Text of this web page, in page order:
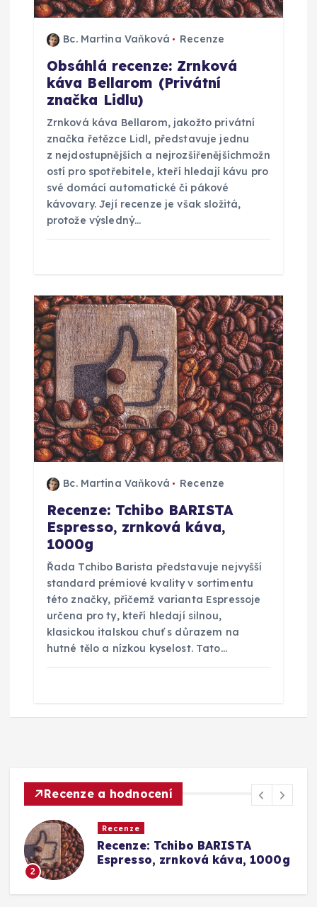
p
k
Bc. Martina Vaňková Recenze
Obsáhlá recenze: Zrnková
káva Bellarom (Privátní
značka Lidlu)
Zrnková káva Bellarom, jakožto privátní
značka řetězce Lidl, představuje jednu
z nejdostupnějších a nejrozšířenějšíchmožn
ostí pro spotřebitele, kteří hledají kávu pro
své domácí automatické či pákové
kávovary. Její recenze je však složitá,
protože výsledný…
Bc. Martina Vaňková Recenze
Recenze: Tchibo BARISTA
Espresso, zrnková káva,
1000g
Řada Tchibo Barista představuje nejvyšší
standard prémiové kvality v sortimentu
této značky, přičemž varianta Espressoje
určena pro ty, kteří hledají silnou,
klasickou italskou chuť s důrazem na
hutné tělo a nízkou kyselost. Tato…
Recenze a hodnocení
3
Recenze
Srovnání a recenze: Tchibo
Barista Caffè Crema vs.